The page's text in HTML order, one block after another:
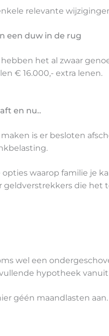
relevante
een duw in de rug
het al zwaar
€ 16.000,- extra lenen.
en nu..
is er besloten
opties waarop familie je
geldverstrekkers die
wel een
hypotheek
géén maandlasten